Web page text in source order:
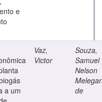
e
a um
Vaz,
Victor
Souza,
Samuel
Nelson
de